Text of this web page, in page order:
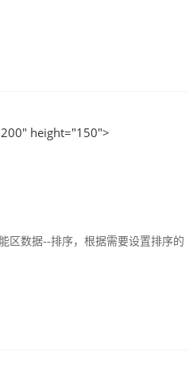
height="150">
区数据--排序，根据需要设置排序的